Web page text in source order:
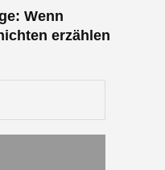
Wenn
erzählen